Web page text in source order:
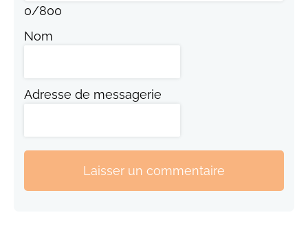
0/800
Nom
Adresse de messagerie
Laisser un commentaire